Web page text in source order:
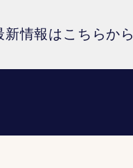
情報はこちらから